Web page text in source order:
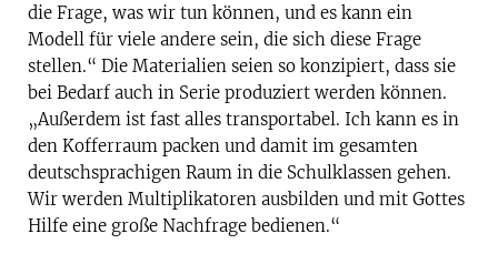
die Frage, was wir tun können, und es kann ein
Modell für viele andere sein, die sich diese Frage
stellen.“ Die Materialien seien so konzipiert, dass sie
bei Bedarf auch in Serie produziert werden können.
„Außerdem ist fast alles transportabel. Ich kann es in
den Kofferraum packen und damit im gesamten
deutschsprachigen Raum in die Schulklassen gehen.
Wir werden Multiplikatoren ausbilden und mit Gottes
Hilfe eine große Nachfrage bedienen.“